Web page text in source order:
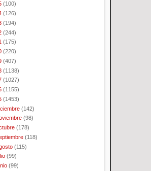
(100)
(126)
(194)
(244)
(175)
(220)
(407)
(1138)
(1027)
(1155)
(1453)
(142)
(98)
(178)
(118)
(115)
(99)
(99)